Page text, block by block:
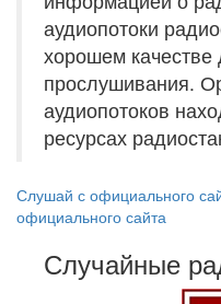
аудиопотоки
хорошем качестве
прослушивания.
аудиопотоков
ресурсах
Слушай с официального
официального сайта
Случайные